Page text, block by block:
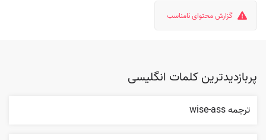
گزارش محتوای نامناسب
پربازدیدترین کلمات انگلیسی
ترجمه wise-ass